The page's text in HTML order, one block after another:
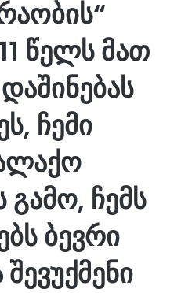
წელს მათ
ჩემი
გამო, ჩემს
ბევრი